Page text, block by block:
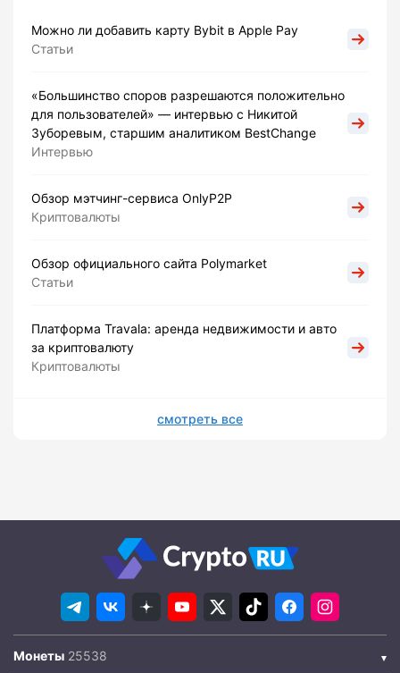
Можно ли добавить карту Bybit в Apple Pay
Статьи
«Большинство споров разрешаются положительно
для пользователей» — интервью с Никитой
Зуборевым, старшим аналитиком BestChange
Интервью
Обзор мэтчинг-сервиса OnlyP2P
Криптовалюты
Обзор официального сайта Polymarket
Статьи
Платформа Travala: аренда недвижимости и авто
за криптовалюту
Криптовалюты
смотреть все
Монеты